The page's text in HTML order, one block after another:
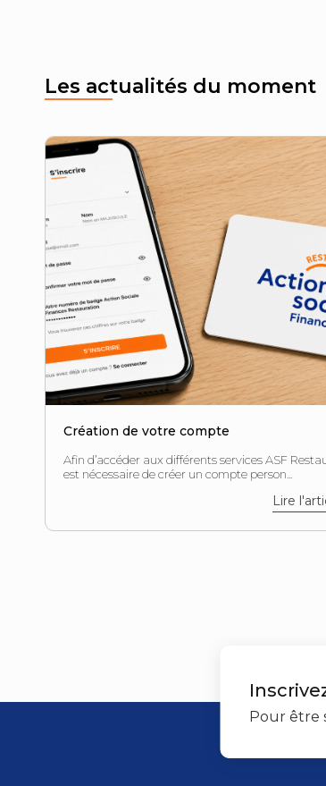
Les actualités du moment
Création de votre compte
Afin d’accéder aux différents services ASF
est nécessaire de créer un compte person...
Lire
Pour être